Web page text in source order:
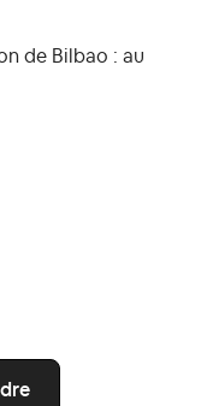
de Bilbao : au